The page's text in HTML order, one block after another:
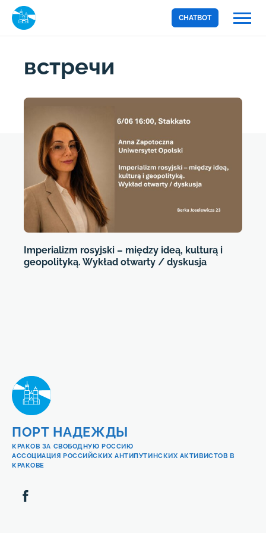
CHATBOT
встречи
Imperializm rosyjski – między ideą, kulturą i
geopolityką. Wykład otwarty / dyskusja
ПОРТ НАДЕЖДЫ
КРАКОВ ЗА СВОБОДНУЮ РОССИЮ
АССОЦИАЦИЯ РОССИЙСКИХ АНТИПУТИНСКИХ АКТИВИСТОВ В
КРАКОВЕ